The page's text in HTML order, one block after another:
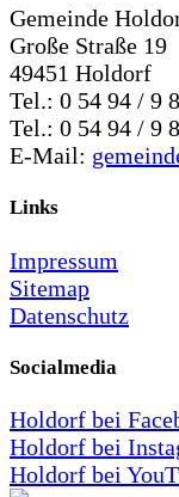
Gemeinde
Große Straße 19
49451 Holdorf
Tel.: 0 54 94 / 9
Tel.: 0 54 94 / 9
E-Mail:
Links
Impressum
Sitemap
Datenschutz
Socialmedia
Holdorf bei
Holdorf bei
Holdorf bei